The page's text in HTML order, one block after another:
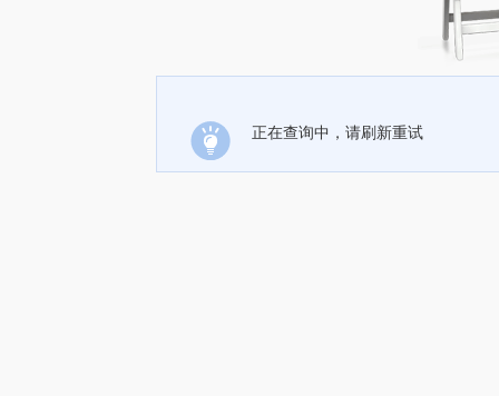
正在查询中，请刷新重试